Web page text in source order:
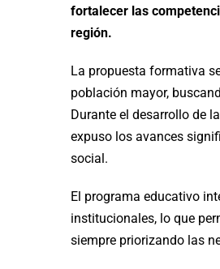
fortalecer las
región.
La propuesta formativa
población mayor,
Durante el desarrollo de
expuso los avances
social.
El programa educativo
institucionales, lo que
siempre priorizando las